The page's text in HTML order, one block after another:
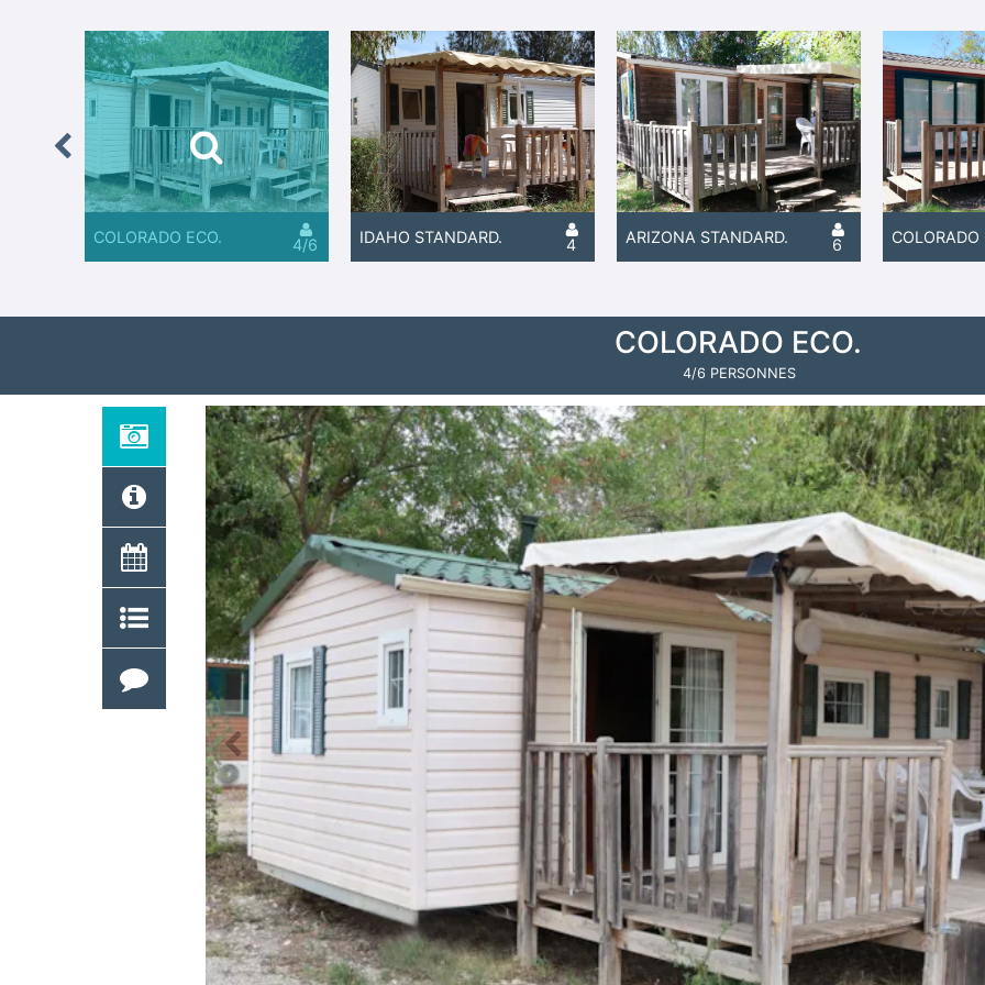
Previous
COLORADO ECO. 4/6 IDAHO STANDARD. 4 ARIZONA STANDARD. 6 COLORADO
COLORADO ECO.
4/6 PERSONNES
Previous